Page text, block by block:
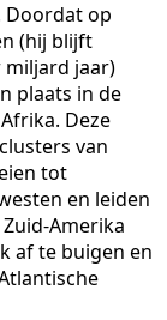
Doordat op
(hij blijft
miljard jaar)
plaats in de
Deze
van
tot
en leiden
Amerika
af te buigen en